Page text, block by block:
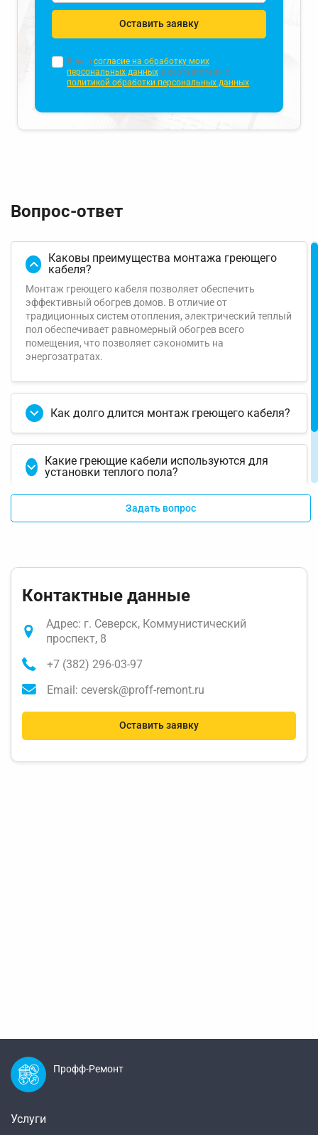
Оставить заявку
Я даю согласие на обработку моих
персональных данных в соответствии с
политикой обработки персональных данных
Вопрос-ответ
Каковы преимущества монтажа греющего
кабеля?
Монтаж греющего кабеля позволяет обеспечить
эффективный обогрев домов. В отличие от
традиционных систем отопления, электрический теплый
пол обеспечивает равномерный обогрев всего
помещения, что позволяет сэкономить на
энергозатратах.
Как долго длится монтаж греющего кабеля?
Какие греющие кабели используются для
установки теплого пола?
Какова стоимость монтажа греющего
Задать вопрос
Контактные данные
Адрес: г. Северск, Коммунистический
проспект, 8
+7 (382) 296-03-97
Email: ceversk@proff-remont.ru
Оставить заявку
Профф-Ремонт
Услуги